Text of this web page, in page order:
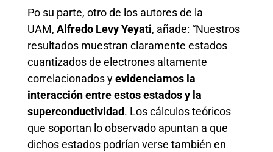
Po su parte, otro de los autores de la
UAM, Alfredo Levy Yeyati, añade: “Nuestros
resultados muestran claramente estados
cuantizados de electrones altamente
correlacionados yevidenciamos la
interacción entre estos estados y la
superconductividad. Los cálculos teóricos
que soportan lo observado apuntan a que
dichos estados podrían verse también en